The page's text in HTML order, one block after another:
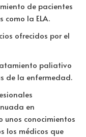
de pacientes
como la ELA.
ofrecidos por el
paliativo
de la enfermedad.
en
conocimientos
los médicos que